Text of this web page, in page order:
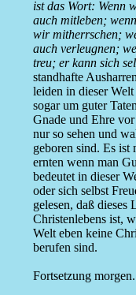
ist das Wort: Wenn
auch mitleben;
wir mitherrschen;
auch verleugnen;
treu; er kann sich
standhafte
leiden in dieser
sogar um guter
Gnade und Ehre
nur so sehen und
geboren sind. Es ist
ernten wenn man
bedeutet in dieser
oder sich selbst
gelesen, daß dieses
Christenlebens ist,
Welt eben keine
berufen sind.
Fortsetzung